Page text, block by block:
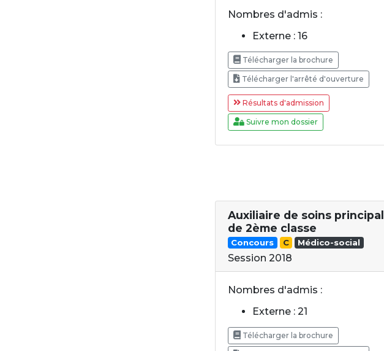
Nombres d'admis :
Externe : 16
Télécharger la brochure
Télécharger l'arrêté d'ouverture
Résultats d'admission
Suivre mon dossier
Auxiliaire de soins principal
de 2ème classe
Concours C Médico-social
Session 2018
Nombres d'admis :
Externe : 21
Télécharger la brochure